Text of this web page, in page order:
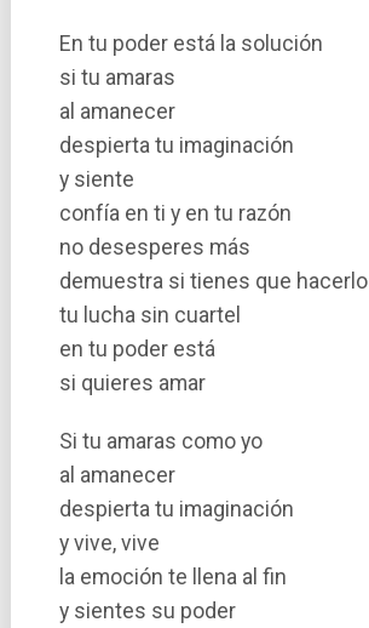
En tu poder está la solución
si tu amaras
al amanecer
despierta tu imaginación
y siente
confí­a en ti y en tu razón
no desesperes más
demuestra si tienes que hacerlo
tu lucha sin cuartel
en tu poder está
si quieres amar
Si tu amaras como yo
al amanecer
despierta tu imaginación
y vive, vive
la emoción te llena al fin
y sientes su poder